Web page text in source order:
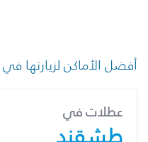
أفضل الأماكن لزيارتها في
عطلات في